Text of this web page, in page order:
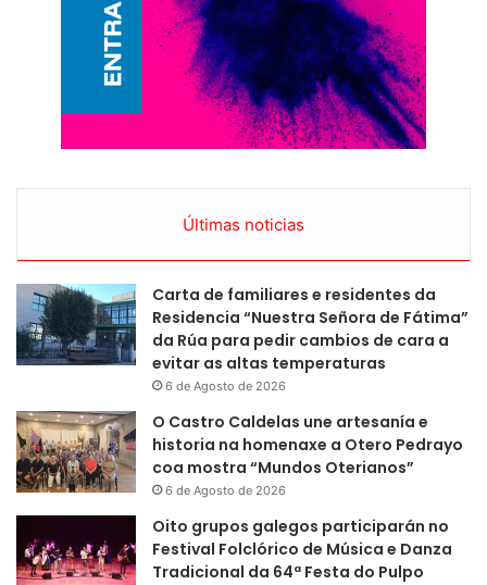
Últimas noticias
Carta de familiares e residentes da
Residencia “Nuestra Señora de Fátima”
da Rúa para pedir cambios de cara a
evitar as altas temperaturas
6 de Agosto de 2026
O Castro Caldelas une artesanía e
historia na homenaxe a Otero Pedrayo
coa mostra “Mundos Oterianos”
6 de Agosto de 2026
Oito grupos galegos participarán no
Festival Folclórico de Música e Danza
Tradicional da 64ª Festa do Pulpo